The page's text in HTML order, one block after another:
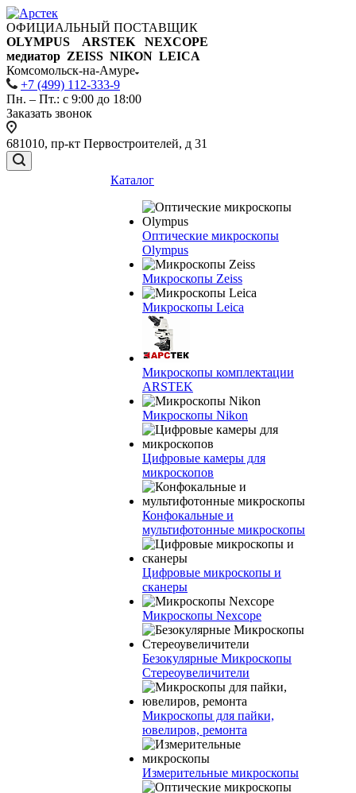
ОФИЦИАЛЬНЫЙ ПОСТАВЩИК
OLYMPUS ARSTEK NEXCOPE
медиатор ZEISS NIKON LEICA
Комсомольск-на-Амуре
+7 (499) 112-333-9
Пн. – Пт.: с 9:00 до 18:00
Заказать звонок
681010, пр-кт Первостроителей, д 31
Каталог
Оптические микроскопы
Olympus
Микроскопы Zeiss
Микроскопы Leica
Микроскопы комплектации
ARSTEK
Микроскопы Nikon
Цифровые камеры для
микроскопов
Конфокальные и
мультифотонные микроскопы
Цифровые микроскопы и
сканеры
Микроскопы Nexcope
Безокулярные Микроскопы
Стереоувеличители
Микроскопы для пайки,
ювелиров, ремонта
Измерительные микроскопы